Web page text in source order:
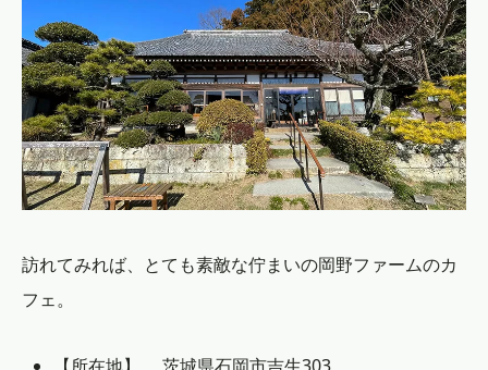
訪れてみれば、とても素敵な佇まいの岡野ファームのカ
フェ。